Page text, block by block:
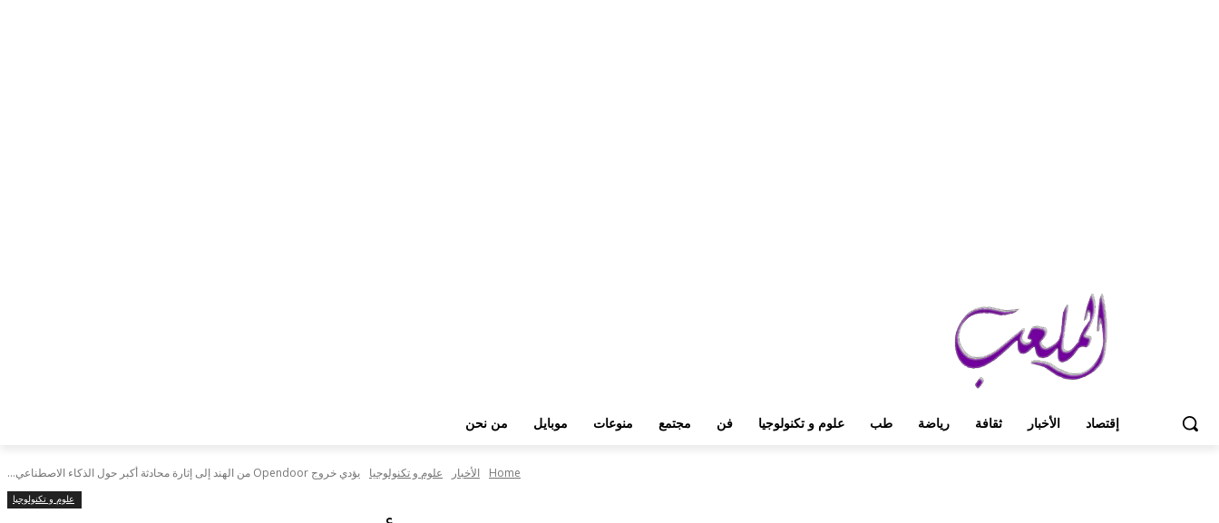
إقتصاد الأخبار ثقافة رياضة طب علوم و تكنولوجيا فن مجتمع منوعات موبايل من نحن
Home الأخبار علوم و تكنولوجيا يؤدي خروج Opendoor من الهند إلى إثارة محادثة أكبر حول الذكاء الاصطناعي...
علوم و تكنولوجيا